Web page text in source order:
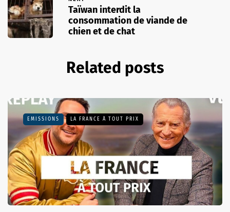
Taïwan interdit la
consommation de viande de
chien et de chat
Related posts
EMISSIONS LA FRANCE À TOUT PRIX